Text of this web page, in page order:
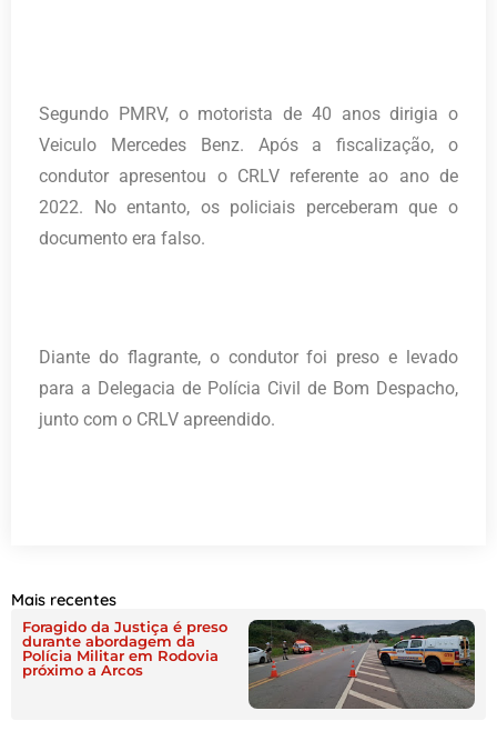
Segundo PMRV, o motorista de 40 anos dirigia o
Veiculo Mercedes Benz. Após a fiscalização, o
condutor apresentou o CRLV referente ao ano de
2022. No entanto, os policiais perceberam que o
documento era falso.
Diante do flagrante, o condutor foi preso e levado
para a Delegacia de Polícia Civil de Bom Despacho,
junto com o CRLV apreendido.
Mais recentes
Foragido da Justiça é preso
durante abordagem da
Polícia Militar em Rodovia
próximo a Arcos